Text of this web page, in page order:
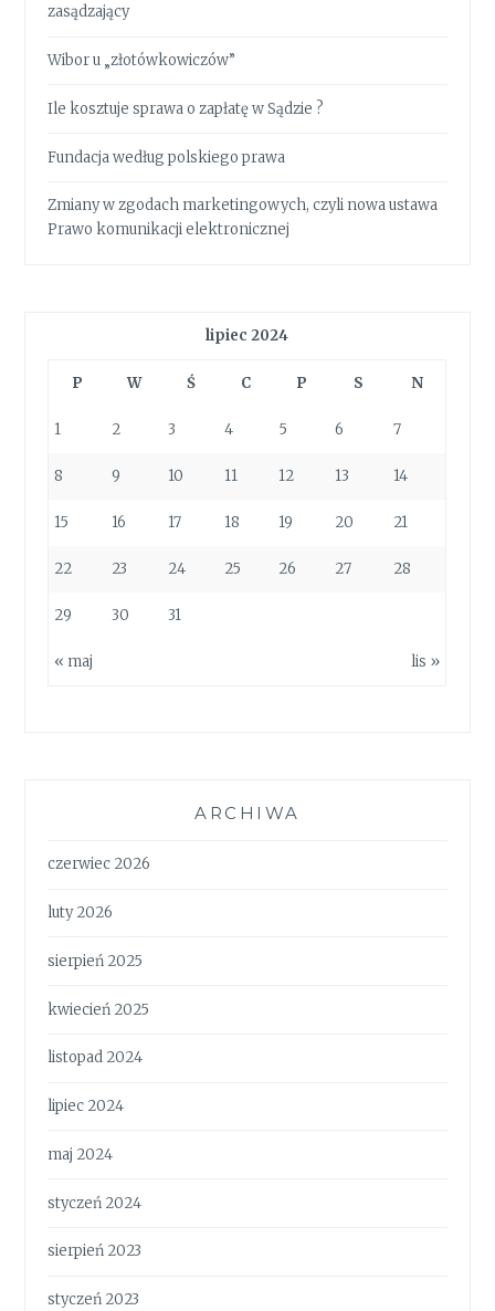
zasądzający
Wibor u „złotówkowiczów”
Ile kosztuje sprawa o zapłatę w Sądzie ?
Fundacja według polskiego prawa
Zmiany w zgodach marketingowych, czyli nowa ustawa
Prawo komunikacji elektronicznej
lipiec 2024
P W Ś C P S N
« maj lis »
1 2 3 4 5 6 7
8 9 10 11 12 13 14
15 16 17 18 19 20 21
22 23 24 25 26 27 28
29 30 31
ARCHIWA
czerwiec 2026
luty 2026
sierpień 2025
kwiecień 2025
listopad 2024
lipiec 2024
maj 2024
styczeń 2024
sierpień 2023
styczeń 2023